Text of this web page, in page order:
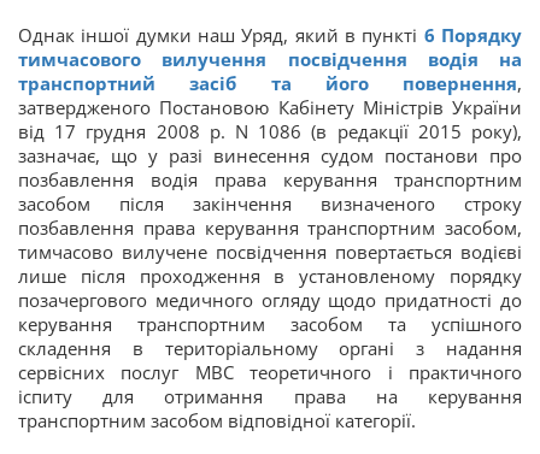
Однак іншої думки наш Уряд, який в пункті 6 Порядку
тимчасового вилучення посвідчення водія на
транспортний засіб та його повернення,
затвердженого Постановою Кабінету Міністрів України
від 17 грудня 2008 р. N 1086 (в редакції 2015 року),
зазначає, що у разі винесення судом постанови про
позбавлення водія права керування транспортним
засобом після закінчення визначеного строку
позбавлення права керування транспортним засобом,
тимчасово вилучене посвідчення повертається водієві
лише після проходження в установленому порядку
позачергового медичного огляду щодо придатності до
керування транспортним засобом та успішного
складення в територіальному органі з надання
сервісних послуг МВС теоретичного і практичного
іспиту для отримання права на керування
транспортним засобом відповідної категорії.